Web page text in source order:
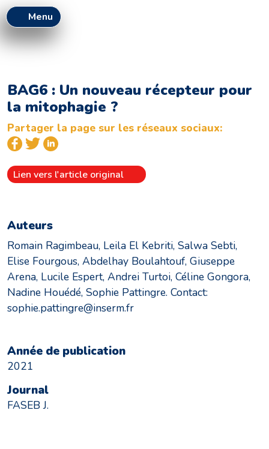
Menu
BAG6 : Un nouveau récepteur pour
la mitophagie ?
Partager la page sur les réseaux sociaux:
Lien vers l'article original
Auteurs
Romain Ragimbeau, Leila El Kebriti, Salwa Sebti,
Elise Fourgous, Abdelhay Boulahtouf, Giuseppe
Arena, Lucile Espert, Andrei Turtoi, Céline Gongora,
Nadine Houédé, Sophie Pattingre. Contact:
sophie.pattingre@inserm.fr
Année de publication
2021
Journal
FASEB J.